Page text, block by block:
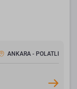
ANKARA - POLATLI